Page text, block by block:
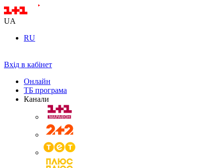
UA
RU
Вхід в кабінет
Онлайн
ТБ програма
Канали